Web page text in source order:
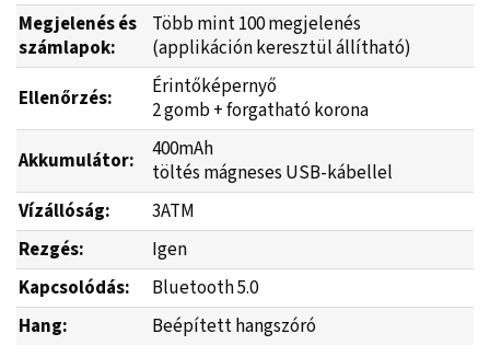
Megjelenés és
számlapok:
Több mint 100 megjelenés
(applikáción keresztül állítható)
Ellenőrzés:
Érintőképernyő
2 gomb + forgatható korona
Akkumulátor:
400mAh
töltés mágneses USB-kábellel
Vízállóság:
3ATM
Rezgés:
Igen
Kapcsolódás:
Bluetooth 5.0
Hang:
Beépített hangszóró